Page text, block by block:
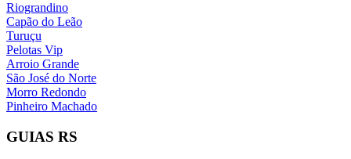
Riograndino
Capão do Leão
Turuçu
Pelotas Vip
Arroio Grande
São José do Norte
Morro Redondo
Pinheiro Machado
GUIAS RS